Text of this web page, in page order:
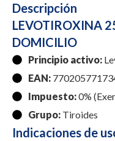
Descripción
LEVOTIROXINA
DOMICILIO
Principio activo:
EAN:
Impuesto:0%
Grupo: Tiroides
Indicaciones de